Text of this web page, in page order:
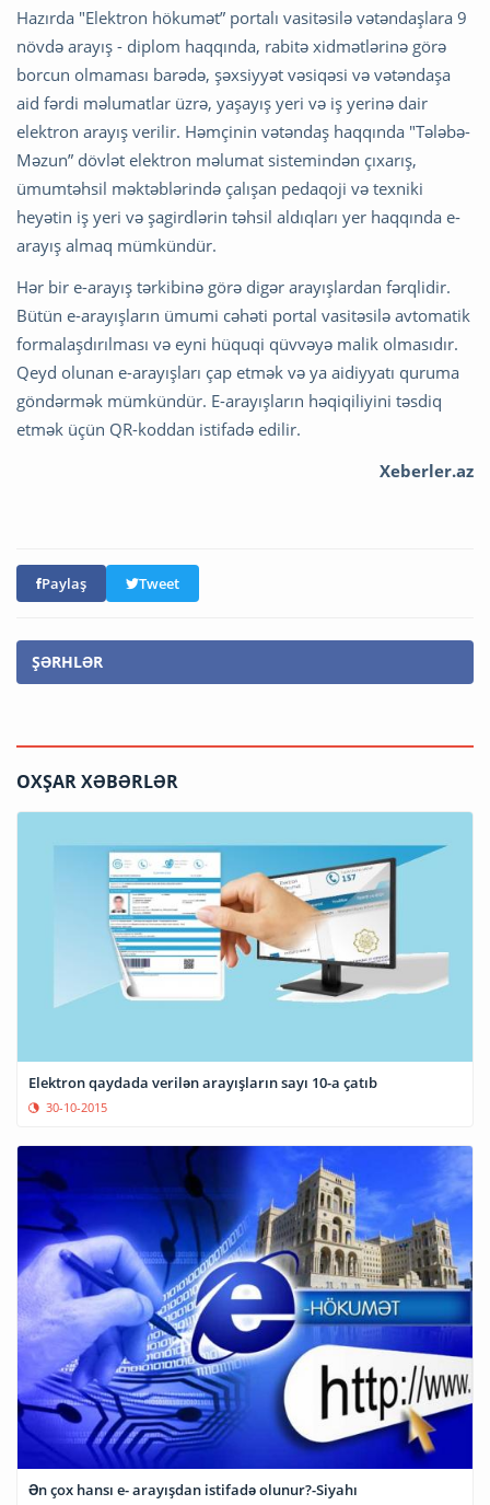
Hazırda "Elektron hökumət” portalı vasitəsilə vətəndaşlara 9
növdə arayış - diplom haqqında, rabitə xidmətlərinə görə
borcun olmaması barədə, şəxsiyyət vəsiqəsi və vətəndaşa
aid fərdi məlumatlar üzrə, yaşayış yeri və iş yerinə dair
elektron arayış verilir. Həmçinin vətəndaş haqqında "Tələbə-
Məzun” dövlət elektron məlumat sistemindən çıxarış,
ümumtəhsil məktəblərində çalışan pedaqoji və texniki
heyətin iş yeri və şagirdlərin təhsil aldıqları yer haqqında e-
arayış almaq mümkündür.
Hər bir e-arayış tərkibinə görə digər arayışlardan fərqlidir.
Bütün e-arayışların ümumi cəhəti portal vasitəsilə avtomatik
formalaşdırılması və eyni hüquqi qüvvəyə malik olmasıdır.
Qeyd olunan e-arayışları çap etmək və ya aidiyyatı quruma
göndərmək mümkündür. E-arayışların həqiqiliyini təsdiq
etmək üçün QR-koddan istifadə edilir.
Xeberler.az
Paylaş Tweet
ŞƏRHLƏR
OXŞAR XƏBƏRLƏR
Elektron qaydada verilən arayışların sayı 10-a çatıb
30-10-2015
Ən çox hansı e- arayışdan istifadə olunur?-Siyahı